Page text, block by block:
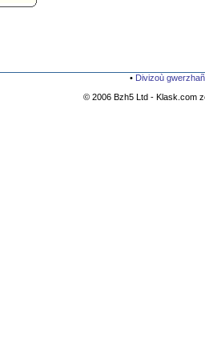
• Divizoù
© 2006 Bzh5 Ltd - Klask.com